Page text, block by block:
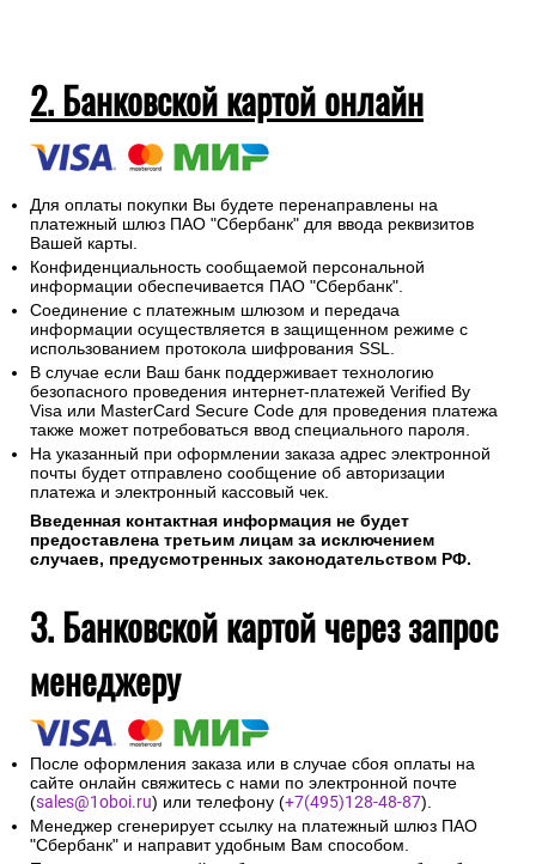
2. Банковской картой онлайн
Для оплаты покупки Вы будете перенаправлены на
платежный шлюз ПАО "Сбербанк" для ввода реквизитов
Вашей карты.
Конфиденциальность сообщаемой персональной
информации обеспечивается ПАО "Сбербанк".
Соединение с платежным шлюзом и передача
информации осуществляется в защищенном режиме с
использованием протокола шифрования SSL.
В случае если Ваш банк поддерживает технологию
безопасного проведения интернет-платежей Verified By
Visa или MasterCard Secure Code для проведения платежа
также может потребоваться ввод специального пароля.
На указанный при оформлении заказа адрес электронной
почты будет отправлено сообщение об авторизации
платежа и электронный кассовый чек.
Введенная контактная информация не будет
предоставлена третьим лицам за исключением
случаев, предусмотренных законодательством РФ.
3. Банковской картой через запрос
менеджеру
После оформления заказа или в случае сбоя оплаты на
сайте онлайн свяжитесь с нами по электронной почте
(sales@1oboi.ru) или телефону (+7(495)128-48-87).
Менеджер сгенерирует ссылку на платежный шлюз ПАО
"Сбербанк" и направит удобным Вам способом.